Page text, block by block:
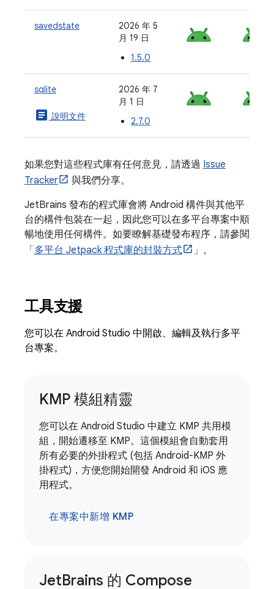
savedstate
2026 年 5
月 19 日
1.5.0
sqlite
article 說明文件
2026 年 7
月 1 日
2.7.0
如果您對這些程式庫有任何意見，請透過 Issue
Tracker
與我們分享。
JetBrains 發布的程式庫會將 Android 構件與其他平
台的構件包裝在一起，因此您可以在多平台專案中順
暢地使用任何構件。如要瞭解基礎發布程序，請參閱
「多平台 Jetpack 程式庫的封裝方式 」。
工具支援
您可以在 Android Studio 中開啟、編輯及執行多平
台專案。
KMP 模組精靈
您可以在 Android Studio 中建立 KMP 共用模
組，開始遷移至 KMP。這個模組會自動套用
所有必要的外掛程式 (包括 Android-KMP 外
掛程式)，方便您開始開發 Android 和 iOS 應
用程式。
在專案中新增 KMP
JetBrains 的 Compose